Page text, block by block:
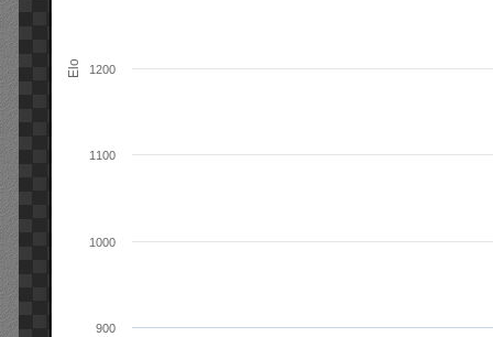
Elo
1000
1100
1200
900